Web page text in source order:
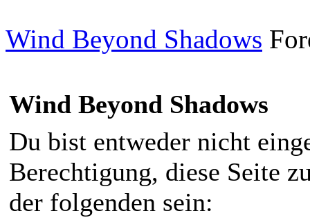
Wind Beyond Shadows
Wind Beyond Shadows
Du bist entweder nicht
Berechtigung, diese Seite
der folgenden sein: